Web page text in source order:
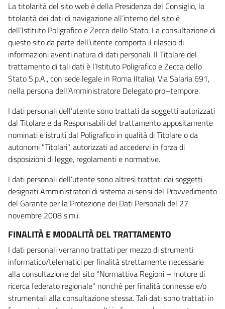
La titolarità del sito web è della Presidenza del Consiglio, la
titolarità dei dati di navigazione all’interno del sito è
dell’Istituto Poligrafico e Zecca dello Stato. La consultazione di
questo sito da parte dell’utente comporta il rilascio di
informazioni aventi natura di dati personali. Il Titolare del
trattamento di tali dati è l’Istituto Poligrafico e Zecca dello
Stato S.p.A., con sede legale in Roma (Italia), Via Salaria 691,
nella persona dell’Amministratore Delegato pro–tempore.
I dati personali dell’utente sono trattati da soggetti autorizzati
dal Titolare e da Responsabili del trattamento appositamente
nominati e istruiti dal Poligrafico in qualità di Titolare o da
autonomi "Titolari", autorizzati ad accedervi in forza di
disposizioni di legge, regolamenti e normative.
I dati personali dell’utente sono altresì trattati dai soggetti
designati Amministratori di sistema ai sensi del Provvedimento
del Garante per la Protezione dei Dati Personali del 27
novembre 2008 s.m.i.
FINALITÀ E MODALITÀ DEL TRATTAMENTO
I dati personali verranno trattati per mezzo di strumenti
informatico/telematici per finalità strettamente necessarie
alla consultazione del sito "Normattiva Regioni – motore di
ricerca federato regionale" nonché per finalità connesse e/o
strumentali alla consultazione stessa. Tali dati sono trattati in